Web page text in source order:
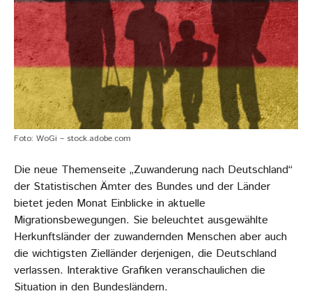
Foto: WoGi – stock.adobe.com
Die neue Themenseite „Zuwanderung nach Deutschland“
der Statistischen Ämter des Bundes und der Länder
bietet jeden Monat Einblicke in aktuelle
Migrationsbewegungen. Sie beleuchtet ausgewählte
Herkunftsländer der zuwandernden Menschen aber auch
die wichtigsten Zielländer derjenigen, die Deutschland
verlassen. Interaktive Grafiken veranschaulichen die
Situation in den Bundesländern.